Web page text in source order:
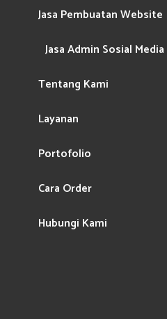
Jasa Pembuatan Website
Jasa Admin Sosial Media
Tentang Kami
Layanan
Portofolio
Cara Order
Hubungi Kami